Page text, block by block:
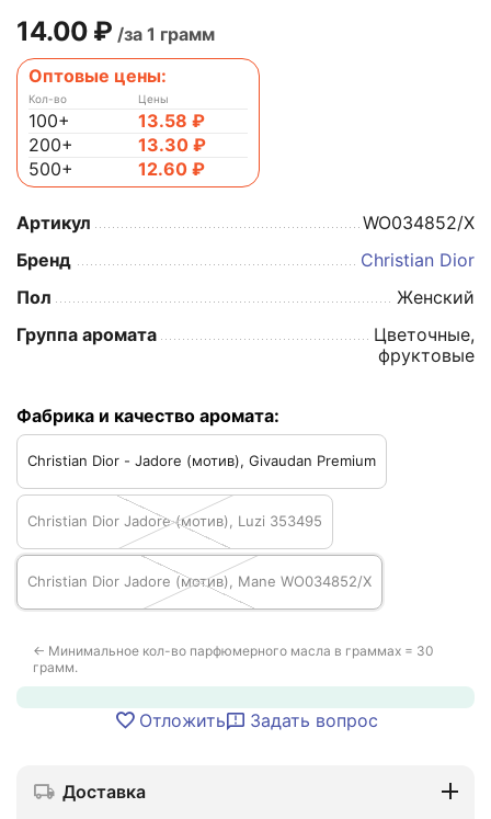
14.00 ₽ /за 1 грамм
Оптовые цены:
Кол-во
100+
200+
500+
Цены
13.58 ₽
13.30 ₽
12.60 ₽
Артикул
WO034852/X
Бренд
Christian Dior
Пол
Женский
Группа аромата
Цветочные,
фруктовые
Фабрика и качество аромата:
Christian Dior - Jadore (мотив), Givaudan Premium
Christian Dior Jadore (мотив), Luzi 353495
Christian Dior Jadore (мотив), Mane WO034852/X
← Минимальное кол-во парфюмерного масла в граммах = 30
грамм.
Отложить Задать вопрос
Доставка